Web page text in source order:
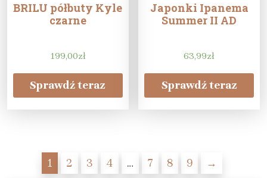
BRILU półbuty Kyle
czarne
199,00zł
Sprawdź teraz
Japonki Ipanema
Summer II AD
63,99zł
Sprawdź teraz
1 2 3 4 … 7 8 9 →